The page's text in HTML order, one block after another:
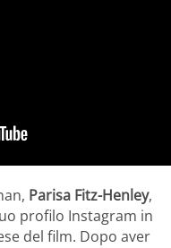
Parisa Fitz-Henley,
profilo Instagram in
del film. Dopo aver